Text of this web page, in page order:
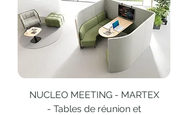
NUCLEO MEETING - MARTEX
- Tables de réunion et